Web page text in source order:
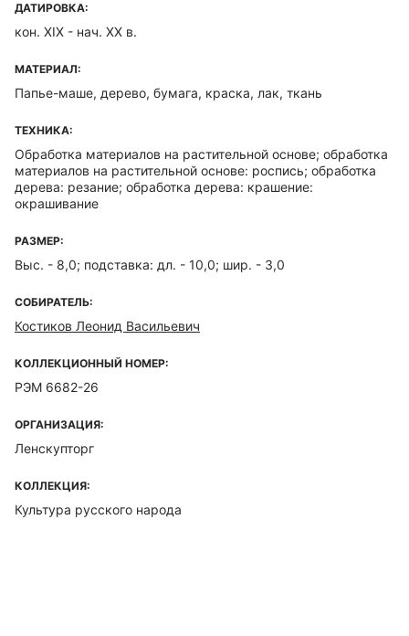
ДАТИРОВКА:
кон. XIX - нач. ХХ в.
МАТЕРИАЛ:
Папье-маше, дерево, бумага, краска, лак, ткань
ТЕХНИКА:
Обработка материалов на растительной основе; обработка
материалов на растительной основе: роспись; обработка
дерева: резание; обработка дерева: крашение:
окрашивание
РАЗМЕР:
Выс. - 8,0; подставка: дл. - 10,0; шир. - 3,0
СОБИРАТЕЛЬ:
Костиков Леонид Васильевич
КОЛЛЕКЦИОННЫЙ НОМЕР:
РЭМ 6682-26
ОРГАНИЗАЦИЯ:
Ленскупторг
КОЛЛЕКЦИЯ:
Культура русского народа